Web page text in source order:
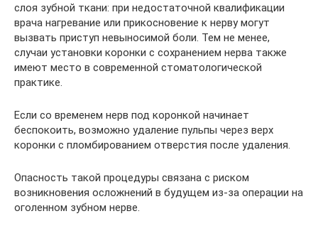
слоя зубной ткани: при недостаточной квалификации
врача нагревание или прикосновение к нерву могут
вызвать приступ невыносимой боли. Тем не менее,
случаи установки коронки с сохранением нерва также
имеют место в современной стоматологической
практике.
Если со временем нерв под коронкой начинает
беспокоить, возможно удаление пульпы через верх
коронки с пломбированием отверстия после удаления.
Опасность такой процедуры связана с риском
возникновения осложнений в будущем из-за операции на
оголенном зубном нерве.